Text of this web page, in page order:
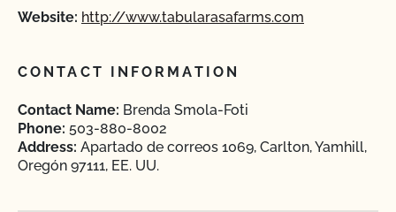
Website: http://www.tabularasafarms.com
CONTACT INFORMATION
Contact Name: Brenda Smola-Foti
Phone: 503-880-8002
Address: Apartado de correos 1069, Carlton, Yamhill,
Oregón 97111, EE. UU.